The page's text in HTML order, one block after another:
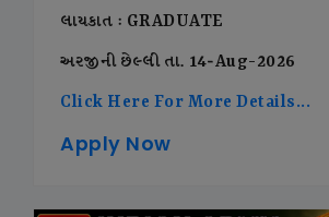
લાયકાત : GRADUATE
અરજીની છેલ્લી તા. 14-Aug-2026
Click Here For More Details...
Apply Now